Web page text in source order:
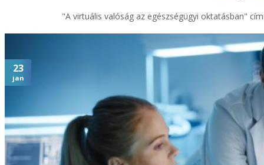
"A virtuális valóság az egészségügyi oktatásban"
23
jan